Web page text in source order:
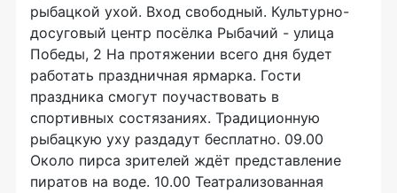
рыбацкой ухой. Вход свободный. Культурно-
досуговый центр посёлка Рыбачий - улица
Победы, 2 На протяжении всего дня будет
работать праздничная ярмарка. Гости
праздника смогут поучаствовать в
спортивных состязаниях. Традиционную
рыбацкую уху раздадут бесплатно. 09.00
Около пирса зрителей ждёт представление
пиратов на воде. 10.00 Театрализованная